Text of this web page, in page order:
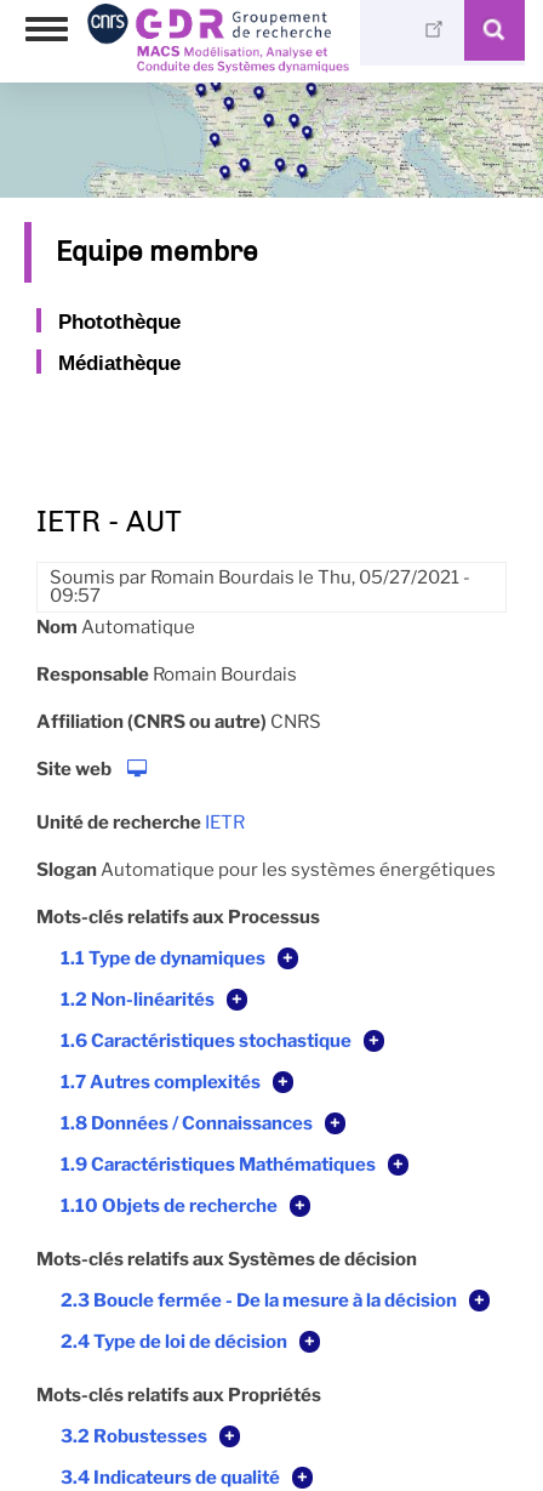
Aller
Toggle
Equipe membre
Photothèque
Médiathèque
IETR - AUT
Soumis par Romain Bourdais le Thu, 05/27/2021 -
09:57
Nom Automatique
Responsable Romain Bourdais
Affiliation (CNRS ou autre) CNRS
Site web
Unité de recherche IETR
SloganAutomatique pour les systèmes énergétiques
Mots-clés relatifs aux Processus
1.1 Type de dynamiques
+
1.2 Non-linéarités
+
1.6 Caractéristiques stochastique
+
1.7 Autres complexités
+
1.8 Données / Connaissances
+
1.9 Caractéristiques Mathématiques
+
1.10 Objets de recherche
+
Mots-clés relatifs aux Systèmes de décision
2.3 Boucle fermée - De la mesure à la décision
+
2.4 Type de loi de décision
+
Mots-clés relatifs aux Propriétés
3.2 Robustesses
+
3.4 Indicateurs de qualité
+